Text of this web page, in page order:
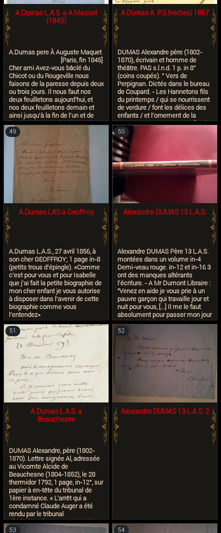
A.Dumas L.A.S. a A.Maquet
(1845)
A.Dumas pere À Auguste Maquet
[Paris, fin 1845]
Cher ami Avez-vous bâclé du
Chicot ou du Rougeville nous
faisons de la paresse depuis deux
ou trois jours. Il nous faut nos
deux feuilletons aujourd’hui, et
nos deux feuilletons demain et
ainsi jusqu’à la fin de l’un et de
l’autre. Remettez la chose au
porteur. Je vous vois ce matin
n’est-ce pas À vous Alex
Dumas.
A.Dumas A. P.S.(verbes) 1857
DUMAS Alexandre père (1802-
1870), écrivain et homme de
théâtre. PAS s.l.n.d. 1 p. in 8°
(coins coupés). '' Vers de
Perpignan. Dictés dans le bureau
de Coupard. - Les Hannetons fils
du printemps / qui se nourrissent
de verdure / font les délices des
enfants / et l'ornement de la
nature ''. [Paris,
1857] Vers de Perpignan Dictés
dans le bureau de Coupart - Les
hannetons fils du printemps Qui
se nourrissent de verdure Font
les délices des enfants Et
l’ornement de la nature Alex
A.Dumas LAS a Geoffroy
A.Dumas L.A.S., 27 avril 1856, à
son cher GEOFFROY; 1 page in-8
(petits trous d'épingle). «Comme
c'est pour vous et pour Isabelle
que j'ai fait la petite biographie de
mon cher enfant je vous autorise
à disposer dans l'avenir de cette
biographie comme vous
l'entendez»
49
Alexandre DUMAS 13 L.A.S.
Alexandre DUMAS Père 13 L.A.S.
montées dans un volume in-4
Demi-veau rouge. in-12 et in-16 3
ont des manques altérants
l'écriture. - A Mr Dumont Libraire :
"Venez en aide je vous prie à un
pauvre garçon qui travaille jour et
nuit pour vous, [...] Il me le faut
absolument pour passer mon jour
de l'an. Mais le 15 si cela vous
gêne je ne vous demanderai plus
d'argent du tout [...] Ce faisant
vous aurez accompli le précepte
divin qui dit "aidez-vous les uns
les autres" et vous m'aurez
vraiment rendu un réel service."
financières.
50
A.Dumas L.A.S. a
Beauchesne
DUMAS Alexandre, père (1802-
1870). Lettre signée Al, adressée
au Vicomte Alcide de
Beauchesne (1804-1852), le 28
thermidor 1792, 1 page, in-12°, sur
papier à en-tête du tribunal de
1ère instance. « L’arrêt qui a
condamné Claude Auger a été
rendu par le tribunal
révolutionnaire par renvoi de la
cour d’assises. 28 thermidor
51
Alexandre DUMAS 13 L.A.S. 2
52
53 54